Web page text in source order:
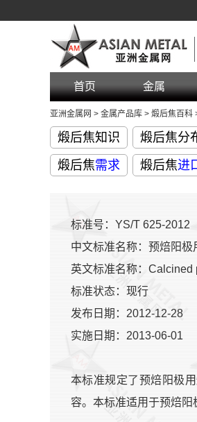
首页 金属
亚洲金属网 > 金属产品库 > 煅后焦百科
煅后焦知识 煅后焦分
煅后焦需求 煅后焦进
标准号：YS/T 625-2012
中文标准名称：预焙阳极
英文标准名称：Calcined
标准状态：现行
发布日期：2012-12-28
实施日期：2013-06-01
本标准规定了预焙阳极
容。本标准适用于预焙阳